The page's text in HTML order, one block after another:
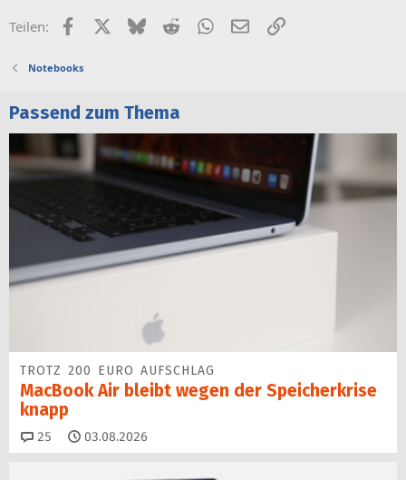
Teilen: FacebookX (Twitter)
BlueskyRedditWhatsApp
E-MailLink
Notebooks
Passend zum Thema
TROTZ 200 EURO AUFSCHLAG
MacBook Air bleibt wegen der Speicherkrise
knapp
25 Kommentare
03.08.2026